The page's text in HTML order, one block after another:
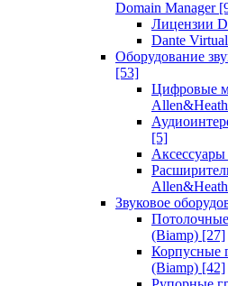
Domain Manager
Лицензии
Dante
Оборудование
[53]
Цифровые
Allen&Heath
[5]
Allen&Heath
Звуковое
(Biamp) [27]
Корпусные
(Biamp) [42]